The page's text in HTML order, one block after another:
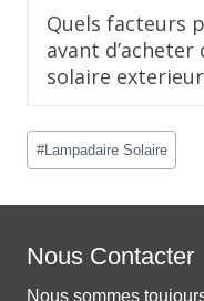
Quels facteurs
avant
solaire
Post
Tags:
#Lampadaire Solaire
Nous Contacter
Nous sommes